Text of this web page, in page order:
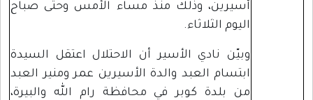
أسيرين، وذلك منذ مساء الأمس وحتى صباح
اليوم الثلاثاء.
وبيّن نادي الأسير أن الاحتلال اعتقل السيدة
ابتسام العبد والدة الأسيرين عمر ومنير العبد
من بلدة كوبر في محافظة رام الله والبيرة،